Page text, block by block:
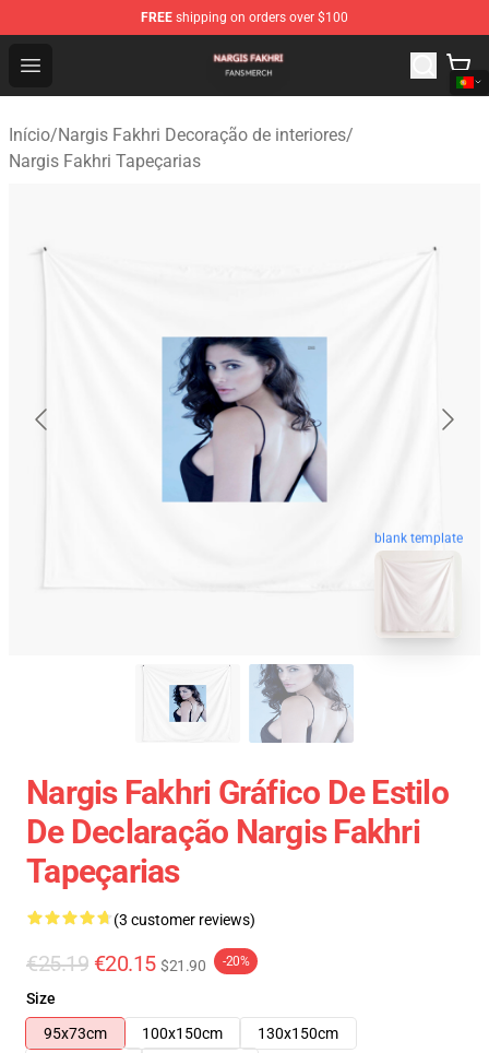
FREE shipping on orders over $100
Open menu
Nargis Fakhri Shop - Official Nargis Fakhri Merchandise
Início/Nargis Fakhri Decoração de interiores/
Nargis Fakhri Tapeçarias
blank template
Nargis Fakhri Gráfico De Estilo
De Declaração Nargis Fakhri
Tapeçarias
(3 customer reviews)
€25.19 €20.15 $21.90 -20%
Size
95x73cm
100x150cm
130x150cm